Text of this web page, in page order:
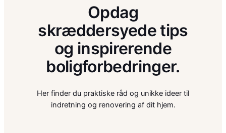
Opdag
skræddersyede tips
og inspirerende
boligforbedringer.
Her finder du praktiske råd og unikke ideer til
indretning og renovering af dit hjem.